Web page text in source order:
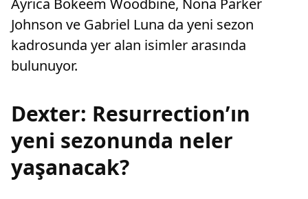
Ayrıca Bokeem Woodbine, Nona Parker
Johnson ve Gabriel Luna da yeni sezon
kadrosunda yer alan isimler arasında
bulunuyor.
Dexter: Resurrection’ın
yeni sezonunda neler
yaşanacak?